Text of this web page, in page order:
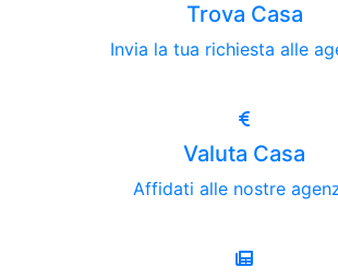
Trova Casa
Invia la tua richiesta alle
Valuta Casa
Affidati alle nostre